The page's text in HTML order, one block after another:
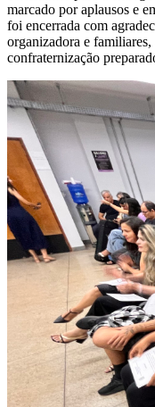
marcado por aplausos e
foi encerrada com
organizadora e
confraternização